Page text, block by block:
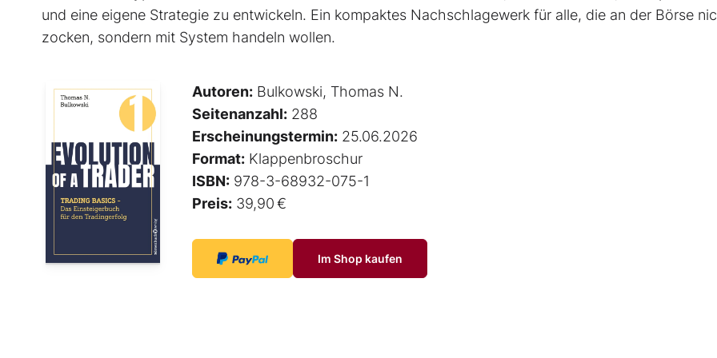
und eine eigene Strategie zu entwickeln. Ein kompaktes Nachschlagewerk für alle, die an der Börse
zocken, sondern mit System handeln wollen.
Autoren: Bulkowski, Thomas N.
Seitenanzahl: 288
Erscheinungstermin: 25.06.2026
Format: Klappenbroschur
ISBN: 978-3-68932-075-1
Preis: 39,90 €
Im Shop kaufen